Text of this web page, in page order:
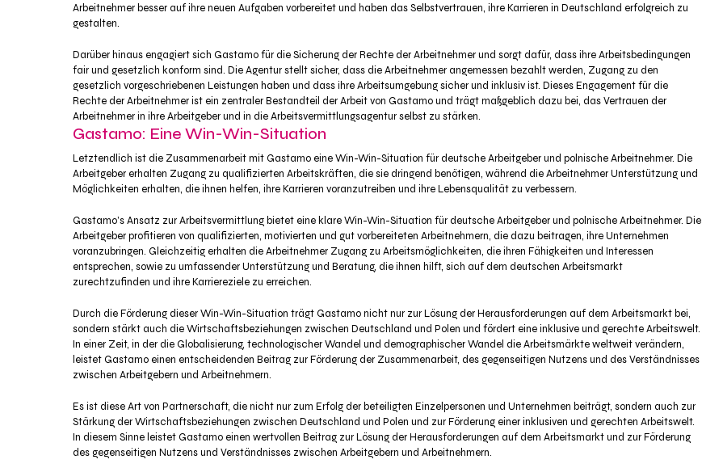
Arbeitnehmer besser auf ihre neuen Aufgaben vorbereitet und haben das Selbstvertrauen, ihre Karrieren in Deutschland erfolgreich zu
gestalten.
Darüber hinaus engagiert sich Gastamo für die Sicherung der Rechte der Arbeitnehmer und sorgt dafür, dass ihre Arbeitsbedingungen
fair und gesetzlich konform sind. Die Agentur stellt sicher, dass die Arbeitnehmer angemessen bezahlt werden, Zugang zu den
gesetzlich vorgeschriebenen Leistungen haben und dass ihre Arbeitsumgebung sicher und inklusiv ist. Dieses Engagement für die
Rechte der Arbeitnehmer ist ein zentraler Bestandteil der Arbeit von Gastamo und trägt maßgeblich dazu bei, das Vertrauen der
Arbeitnehmer in ihre Arbeitgeber und in die Arbeitsvermittlungsagentur selbst zu stärken.
Gastamo: Eine Win-Win-Situation
Letztendlich ist die Zusammenarbeit mit Gastamo eine Win-Win-Situation für deutsche Arbeitgeber und polnische Arbeitnehmer. Die
Arbeitgeber erhalten Zugang zu qualifizierten Arbeitskräften, die sie dringend benötigen, während die Arbeitnehmer Unterstützung und
Möglichkeiten erhalten, die ihnen helfen, ihre Karrieren voranzutreiben und ihre Lebensqualität zu verbessern.
Gastamo’s Ansatz zur Arbeitsvermittlung bietet eine klare Win-Win-Situation für deutsche Arbeitgeber und polnische Arbeitnehmer. Die
Arbeitgeber profitieren von qualifizierten, motivierten und gut vorbereiteten Arbeitnehmern, die dazu beitragen, ihre Unternehmen
voranzubringen. Gleichzeitig erhalten die Arbeitnehmer Zugang zu Arbeitsmöglichkeiten, die ihren Fähigkeiten und Interessen
entsprechen, sowie zu umfassender Unterstützung und Beratung, die ihnen hilft, sich auf dem deutschen Arbeitsmarkt
zurechtzufinden und ihre Karriereziele zu erreichen.
Durch die Förderung dieser Win-Win-Situation trägt Gastamo nicht nur zur Lösung der Herausforderungen auf dem Arbeitsmarkt bei,
sondern stärkt auch die Wirtschaftsbeziehungen zwischen Deutschland und Polen und fördert eine inklusive und gerechte Arbeitswelt.
In einer Zeit, in der die Globalisierung, technologischer Wandel und demographischer Wandel die Arbeitsmärkte weltweit verändern,
leistet Gastamo einen entscheidenden Beitrag zur Förderung der Zusammenarbeit, des gegenseitigen Nutzens und des Verständnisses
zwischen Arbeitgebern und Arbeitnehmern.
Es ist diese Art von Partnerschaft, die nicht nur zum Erfolg der beteiligten Einzelpersonen und Unternehmen beiträgt, sondern auch zur
Stärkung der Wirtschaftsbeziehungen zwischen Deutschland und Polen und zur Förderung einer inklusiven und gerechten Arbeitswelt.
In diesem Sinne leistet Gastamo einen wertvollen Beitrag zur Lösung der Herausforderungen auf dem Arbeitsmarkt und zur Förderung
des gegenseitigen Nutzens und Verständnisses zwischen Arbeitgebern und Arbeitnehmern.